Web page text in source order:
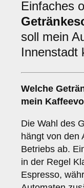
Einfaches
soll mein
Innenstadt
Welche
mein
Die Wahl des
hängt von den
Betriebs ab.
in der Regel
Espresso,